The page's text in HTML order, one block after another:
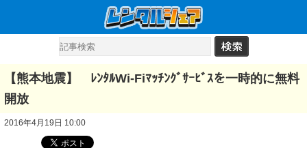
【熊本地震】 ﾚﾝﾀﾙWi-Fiﾏｯﾁﾝｸﾞｻｰﾋﾞｽを一時的に無料
開放
2016年4月19日 10:00